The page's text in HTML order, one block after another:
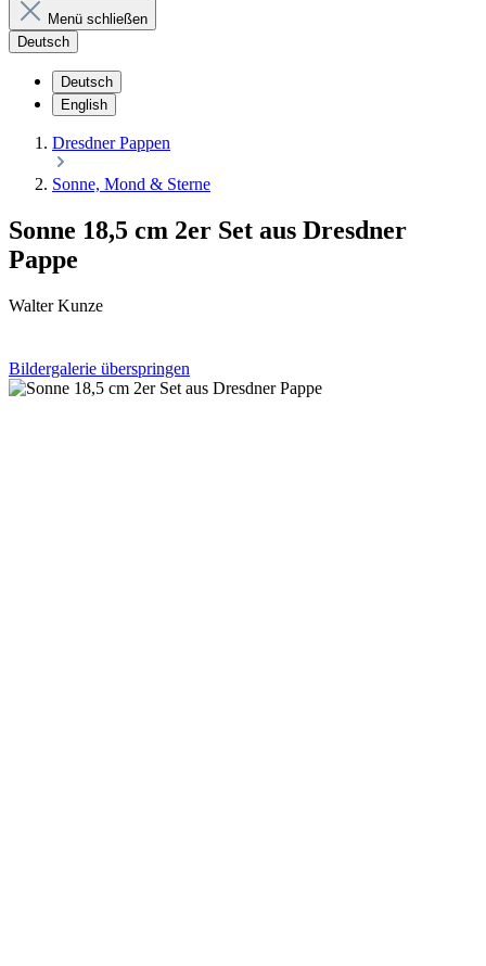
Menü schließen
Deutsch
Deutsch
English
Dresdner Pappen
Sonne, Mond & Sterne
Sonne 18,5 cm 2er Set aus Dresdner
Pappe
Walter Kunze
Bildergalerie überspringen